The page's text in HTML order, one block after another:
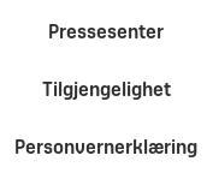
Pressesenter
Tilgjengelighet
Personvernerklæring